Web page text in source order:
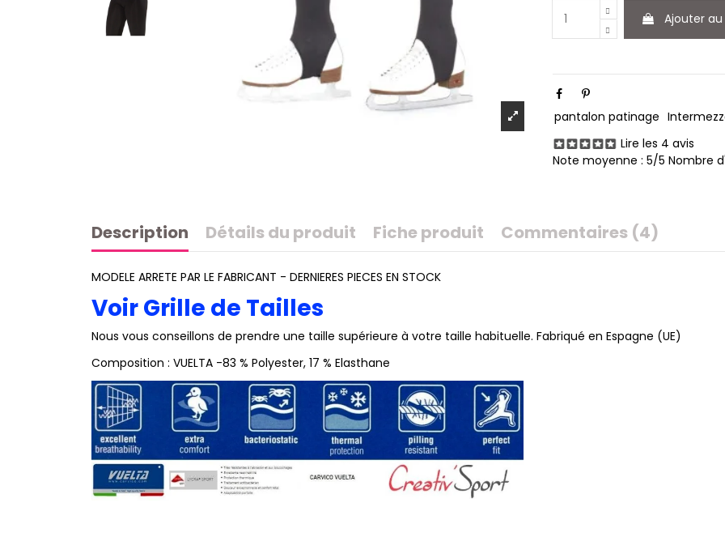
Ajouter
pantalon patinage
Lire les 4 avis
Note moyenne : 5/5 Nombre
Description Détails du produit Fiche produit Commentaires (4)
MODELE ARRETE PAR LE FABRICANT - DERNIERES PIECES EN STOCK
Voir Grille de Tailles
Nous vous conseillons de prendre une taille supérieure à votre taille habituelle. Fabriqué en Espagne (UE)
Composition : VUELTA -83 % Polyester, 17 % Elasthane